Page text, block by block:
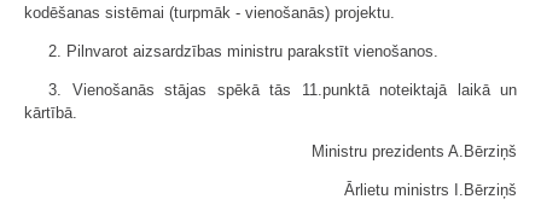
kodēšanas sistēmai (turpmāk - vienošanās) projektu.
2. Pilnvarot aizsardzības ministru parakstīt vienošanos.
3. Vienošanās stājas spēkā tās 11.punktā noteiktajā laikā un
kārtībā.
Ministru prezidents A.Bērziņš
Ārlietu ministrs I.Bērziņš